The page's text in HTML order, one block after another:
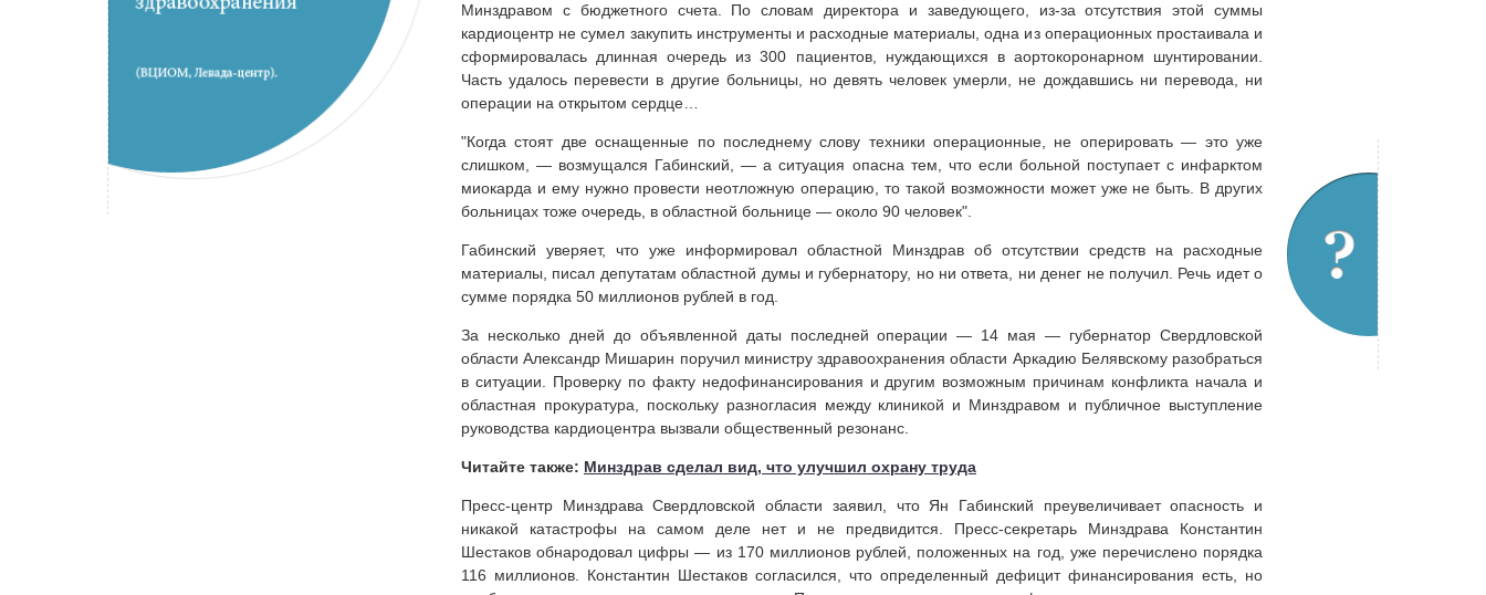
Минздравом с бюджетного счета. По словам директора и заведующего, из-за отсутствия этой суммы
кардиоцентр не сумел закупить инструменты и расходные материалы, одна из операционных простаивала и
сформировалась длинная очередь из 300 пациентов, нуждающихся в аортокоронарном шунтировании.
Часть удалось перевести в другие больницы, но девять человек умерли, не дождавшись ни перевода, ни
операции на открытом сердце…
"Когда стоят две оснащенные по последнему слову техники операционные, не оперировать — это уже
слишком, — возмущался Габинский, — а ситуация опасна тем, что если больной поступает с инфарктом
миокарда и ему нужно провести неотложную операцию, то такой возможности может уже не быть. В других
больницах тоже очередь, в областной больнице — около 90 человек".
Габинский уверяет, что уже информировал областной Минздрав об отсутствии средств на расходные
материалы, писал депутатам областной думы и губернатору, но ни ответа, ни денег не получил. Речь идет о
сумме порядка 50 миллионов рублей в год.
За несколько дней до объявленной даты последней операции — 14 мая — губернатор Свердловской
области Александр Мишарин поручил министру здравоохранения области Аркадию Белявскому разобраться
в ситуации. Проверку по факту недофинансирования и другим возможным причинам конфликта начала и
областная прокуратура, поскольку разногласия между клиникой и Минздравом и публичное выступление
руководства кардиоцентра вызвали общественный резонанс.
Читайте также: Минздрав сделал вид, что улучшил охрану труда
Пресс-центр Минздрава Свердловской области заявил, что Ян Габинский преувеличивает опасность и
никакой катастрофы на самом деле нет и не предвидится. Пресс-секретарь Минздрава Константин
Шестаков обнародовал цифры — из 170 миллионов рублей, положенных на год, уже перечислено порядка
116 миллионов. Константин Шестаков согласился, что определенный дефицит финансирования есть, но